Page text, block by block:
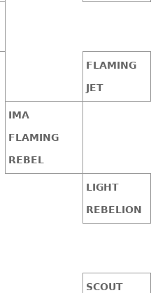
FLAMING
JET
IMA
FLAMING
REBEL
LIGHT
REBELION
SCOUT